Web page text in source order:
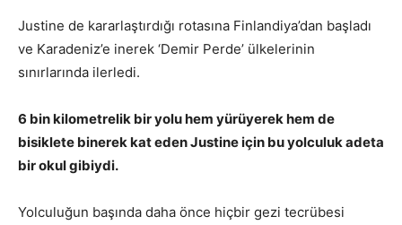
Justine de kararlaştırdığı rotasına Finlandiya’dan başladı
ve Karadeniz’e inerek ‘Demir Perde’ ülkelerinin
sınırlarında ilerledi.
6 bin kilometrelik bir yolu hem yürüyerek hem de
bisiklete binerek kat eden Justine için bu yolculuk adeta
bir okul gibiydi.
Yolculuğun başında daha önce hiçbir gezi tecrübesi